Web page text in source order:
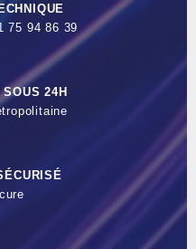
75 94 86 39
24H